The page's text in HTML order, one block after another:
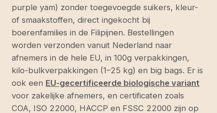
purple yam) zonder toegevoegde suikers, kleur-
of smaakstoffen, direct ingekocht bij
boerenfamilies in de Filipijnen. Bestellingen
worden verzonden vanuit Nederland naar
afnemers in de hele EU, in 100g verpakkingen,
kilo-bulkverpakkingen (1–25 kg) en big bags. Er is
ook een EU-gecertificeerde biologische variant
voor zakelijke afnemers, en certificaten zoals
COA, ISO 22000, HACCP en FSSC 22000 zijn op